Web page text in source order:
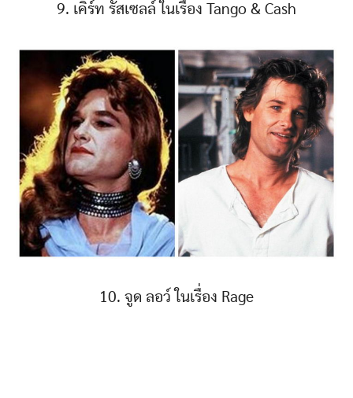
9. เคิร์ท รัสเซลล์ ในเรื่อง Tango & Cash
10. จูด ลอว์ ในเรื่อง Rage